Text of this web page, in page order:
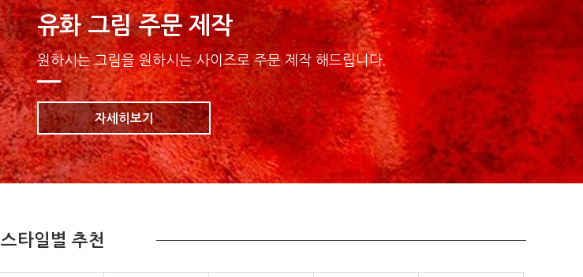
유화 그림 주문 제작
원하시는 그림을 원하시는 사이즈로 주문 제작 해드립니다.
자세히보기
스타일별 추천